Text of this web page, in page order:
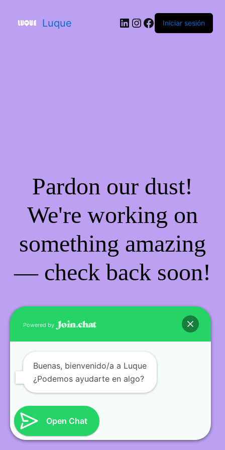
Luque Iniciar sesión
Pardon our dust!
We're working on
something amazing
— check back soon!
Powered by
Buenas, bienvenido/a a Luque
¿Podemos ayudarte en algo?
Open Chat